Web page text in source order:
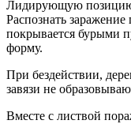
Лидирующую позицию
Распознать заражение
покрывается бурыми
форму.
При бездействии,
завязи не
Вместе с листвой